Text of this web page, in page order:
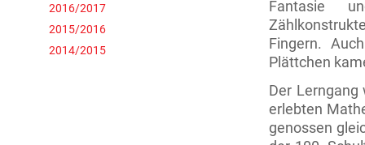
Fantasie
Fingern.
Plättchen
Der
erlebten
genossen
2016/2017
2015/2016
2014/2015